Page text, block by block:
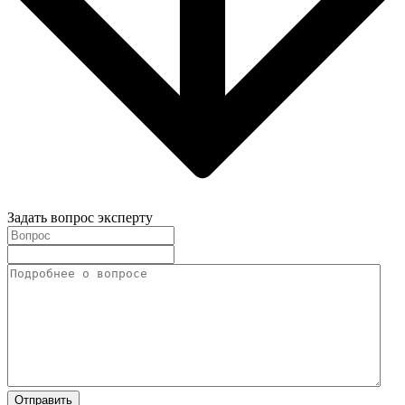
Задать вопрос эксперту